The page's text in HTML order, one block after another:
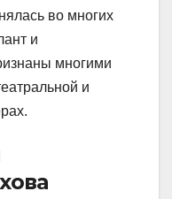
во многих
и
многими
и